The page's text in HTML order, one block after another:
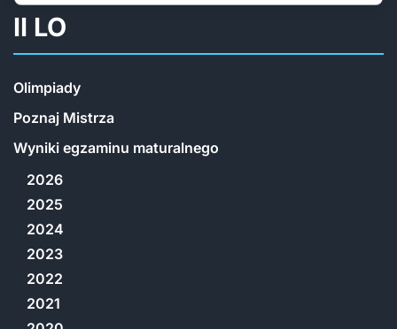
II LO
Olimpiady
Poznaj Mistrza
Wyniki egzaminu maturalnego
2026
2025
2024
2023
2022
2021